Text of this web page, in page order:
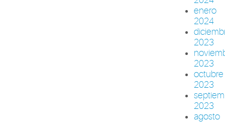
enero
2024
2023
2023
octubre
2023
2023
agosto